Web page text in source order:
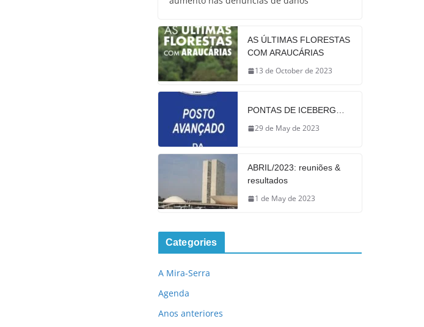
AS ÚLTIMAS FLORESTAS
COM ARAUCÁRIAS
13 de October de 2023
PONTAS DE ICEBERG…
29 de May de 2023
ABRIL/2023: reuniões &
resultados
1 de May de 2023
Categories
A Mira-Serra
Agenda
Anos anteriores